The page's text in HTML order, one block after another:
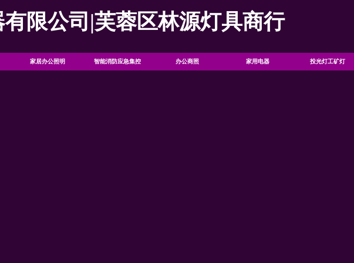
限公司|芙蓉区林源灯具商行
家居办公照明 智能消防应急集控 办公商照 家用电器 投光灯工矿灯